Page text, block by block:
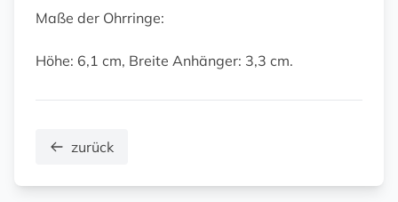
Maße der Ohrringe:
Höhe: 6,1 cm, Breite Anhänger: 3,3 cm.
zurück